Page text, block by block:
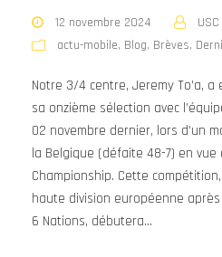
12 novembre 2024
actu-mobile, Blog, Brèves,
Notre 3/4 centre, Jeremy To’a,
sa onzième sélection avec
02 novembre dernier, lors d’un
la Belgique (défaite 48-7) en vue
Championship. Cette
haute division européenne
6 Nations, débutera...